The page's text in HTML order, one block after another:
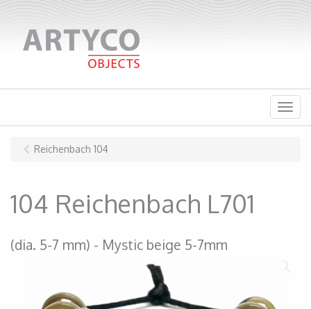
Menu
Reichenbach 104
104 Reichenbach L701
(dia. 5-7 mm) Mystic beige 5-7mm